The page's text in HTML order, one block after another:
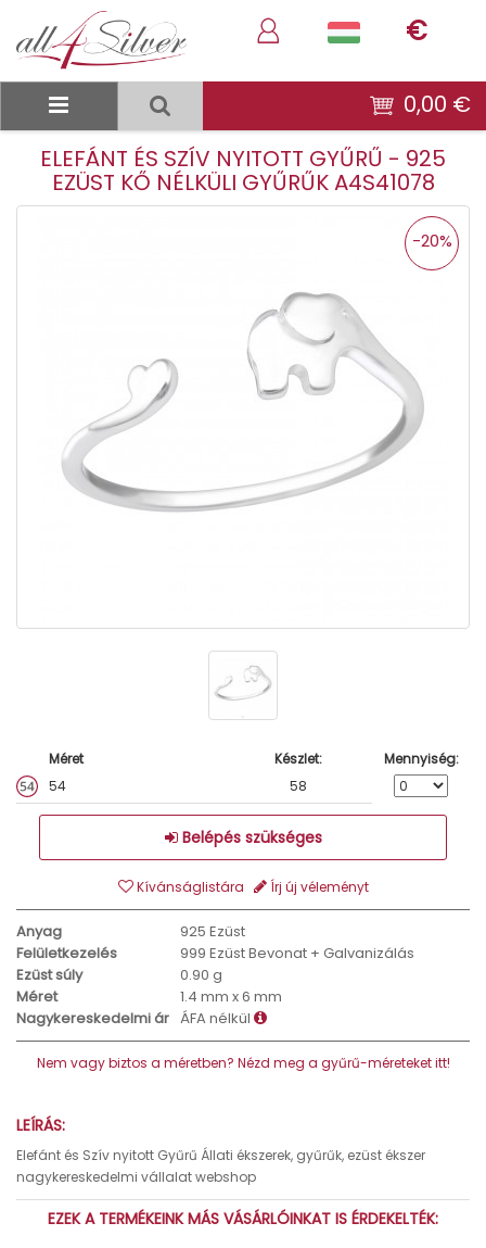
€
0,00 €
ELEFÁNT ÉS SZÍV NYITOTT GYŰRŰ - 925
EZÜST KŐ NÉLKÜLI GYŰRŰK A4S41078
-20%
Méret Készlet:
Mennyiség:
54
58
Belépés szükséges
Kívánságlistára Írj új véleményt
Anyag
925 Ezüst
Felületkezelés
999 Ezüst Bevonat + Galvanizálás
Ezüst súly
0.90 g
Méret
1.4 mm x 6 mm
Nagykereskedelmi ár ÁFA nélkül
Nem vagy biztos a méretben? Nézd meg a gyűrű-méreteket itt!
LEÍRÁS:
Elefánt és Szív nyitott Gyűrű Állati ékszerek, gyűrűk, ezüst ékszer
nagykereskedelmi vállalat webshop
EZEK A TERMÉKEINK MÁS VÁSÁRLÓINKAT IS ÉRDEKELTÉK: